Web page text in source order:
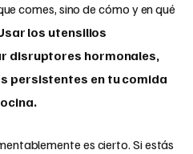
comes, sino de cómo y en qué
los utensilios
disruptores hormonales,
persistentes en tu comida
es cierto. Si estás